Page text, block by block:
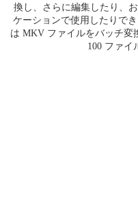
換し、さらに編集したり、
ケーションで使用したりで
は MKV ファイルをバッチ変
100 ファイ